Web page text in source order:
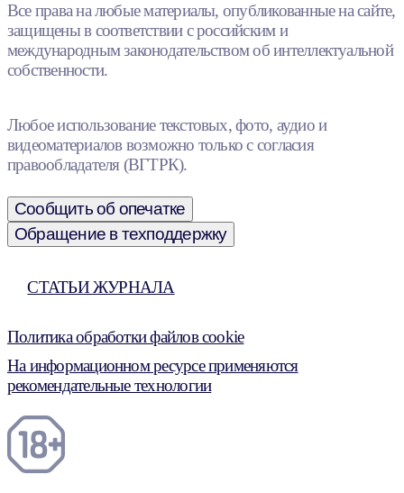
Все права на любые материалы, опубликованные на сайте,
защищены в соответствии с российским и
международным законодательством об интеллектуальной
собственности.
Любое использование текстовых, фото, аудио и
видеоматериалов возможно только с согласия
правообладателя (ВГТРК).
Сообщить об опечатке
Обращение в техподдержку
СТАТЬИ ЖУРНАЛА
Политика обработки файлов cookie
На информационном ресурсе применяются
рекомендательные технологии